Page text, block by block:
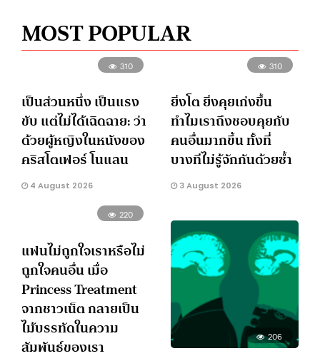
MOST POPULAR
310
เป็นส่วนหนึ่ง เป็นแรง
ขับ แต่ไม่ได้เฉิดฉาย: ว่า
ด้วยผู้หญิงในหนังของ
คริสโตเฟอร์ โนแลน
4 August 2026
310
ยิ่งโต ยิ่งคุยเก่งขึ้น
ทำไมเราถึงชอบคุยกับ
คนอื่นมากขึ้น ทั้งที่
บางทีไม่รู้จักกันด้วยซ้ำ
3 August 2026
220
แฟนไม่ถูกใจเราหรือไม่
ถูกใจคนอื่น เมื่อ
Princess Treatment
จากชาวเน็ต กลายเป็น
ไม้บรรทัดในความ
สัมพันธ์ของเรา
206